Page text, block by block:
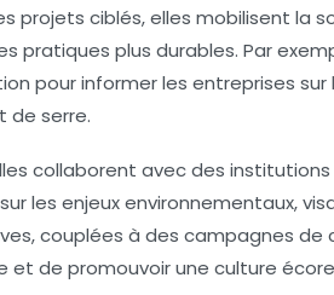
projets ciblés, elles mobilisent la
pratiques plus durables. Par
pour informer les entreprises
de serre.
collaborent avec des
sur les enjeux environnementaux,
couplées à des campagnes
et de promouvoir une culture